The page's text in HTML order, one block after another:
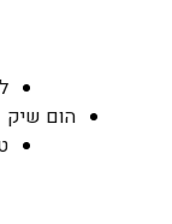
הום שיק